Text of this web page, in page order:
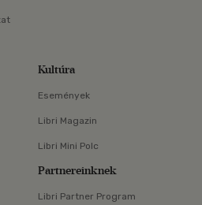
Kultúra
Események
Libri Magazin
Libri Mini Polc
Partnereinknek
Libri Partner Program